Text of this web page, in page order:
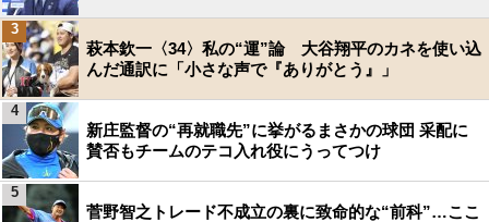
萩本欽一〈34〉私の“運”論 大谷翔平のカネを使い込
んだ通訳に「小さな声で『ありがとう』」
3
新庄監督の“再就職先”に挙がるまさかの球団 采配に
賛否もチームのテコ入れ役にうってつけ
4
菅野智之トレード不成立の裏に致命的な“前科”…ここ
5